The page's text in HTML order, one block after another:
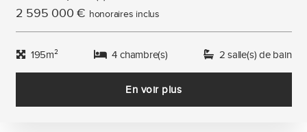
2 595 000 € honoraires inclus
195m² 4 chambre(s) 2 salle(s) de bain
En voir plus